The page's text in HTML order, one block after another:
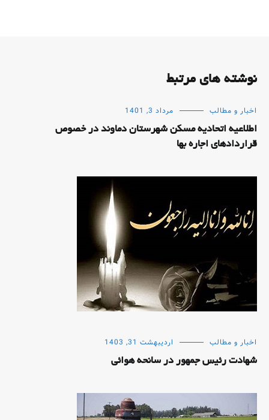
نوشته های مرتبط
اخبار و مطالب مرداد 3, 1401
اطلاعیه اتحادیه مسکن شهرستان دماوند در خصوص
قراردادهای اجاره بها
اخبار و مطالب اردیبهشت 31, 1403
شهادت رئیس جمهور در سانحه هوائی